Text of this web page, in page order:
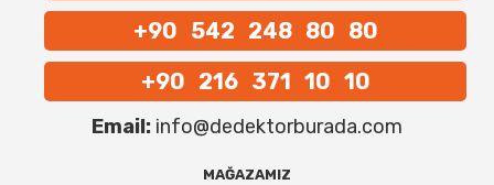
+90 542 248 80 80
+90 216 371 10 10
Email: info@dedektorburada.com
MAĞAZAMIZ